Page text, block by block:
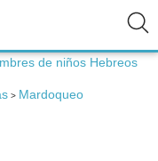
de niños Hebreos
> Mardoqueo